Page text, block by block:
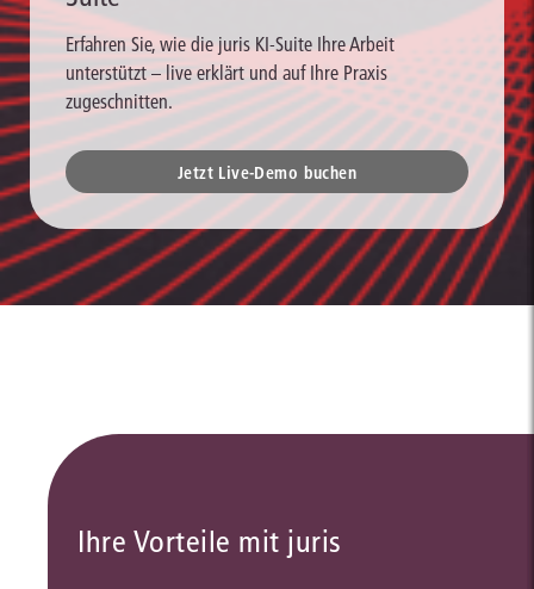
Erfahren Sie, wie die juris KI-Suite Ihre Arbeit
unterstützt – live erklärt und auf Ihre Praxis
zugeschnitten.
Jetzt Live-Demo buchen
Ihre Vorteile mit juris